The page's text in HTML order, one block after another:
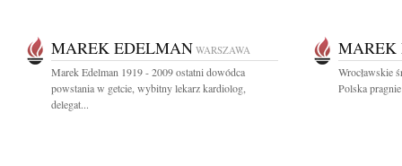
MAREK EDELMAN WARSZAWA
Marek Edelman 1919 - 2009 ostatni dowódca
powstania w getcie, wybitny lekarz kardiolog,
delegat...
MAREK
Wrocławskie
Polska